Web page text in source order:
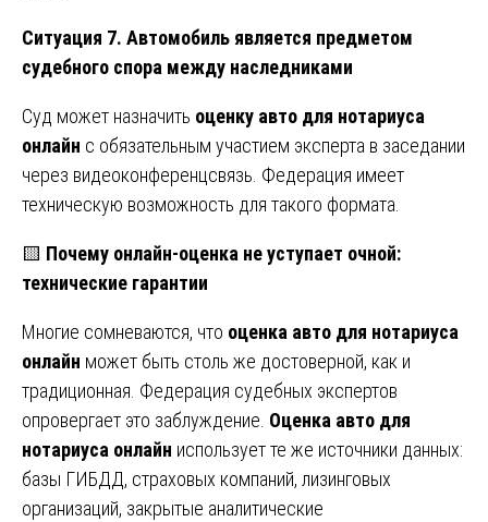
Ситуация 7. Автомобиль является предметом
судебного спора между наследниками
Суд может назначить оценку авто для нотариуса
онлайн с обязательным участием эксперта в заседании
через видеоконференцсвязь. Федерация имеет
техническую возможность для такого формата.
🟨 Почему онлайн-оценка не уступает очной:
технические гарантии
Многие сомневаются, что оценка авто для нотариуса
онлайн может быть столь же достоверной, как и
традиционная. Федерация судебных экспертов
опровергает это заблуждение. Оценка авто для
нотариуса онлайн использует те же источники данных:
базы ГИБДД, страховых компаний, лизинговых
организаций, закрытые аналитические